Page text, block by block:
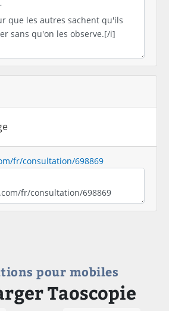
fr/consultation/698869
pour mobiles
Taoscopie